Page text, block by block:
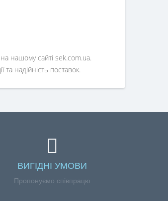
нашому сайті sek.com.ua.
та надійність поставок.
ВИГІДНІ УМОВИ
Пропонуємо співпрацю